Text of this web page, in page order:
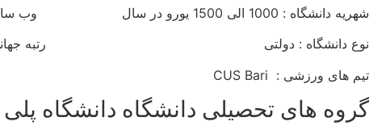
شهریه دانشگاه : 1000 الی 1500 یورو در سال وب سایت :
نوع دانشگاه : دولتی رتبه جهانی :
تیم های ورزشی : CUS Bari
گروه های تحصیلی دانشگاه دانشگاه پلی